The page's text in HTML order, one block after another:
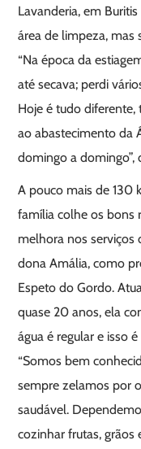
Lavanderia, em
área de limpeza, mas
“Na época da
até secava; perdi
Hoje é tudo diferente,
ao abastecimento da
domingo a domingo”,
A pouco mais de 130
família colhe os bons
melhora nos serviços
dona Amália, como
Espeto do Gordo.
quase 20 anos, ela
água é regular e isso
“Somos bem
sempre zelamos por
saudável.
cozinhar frutas, grãos